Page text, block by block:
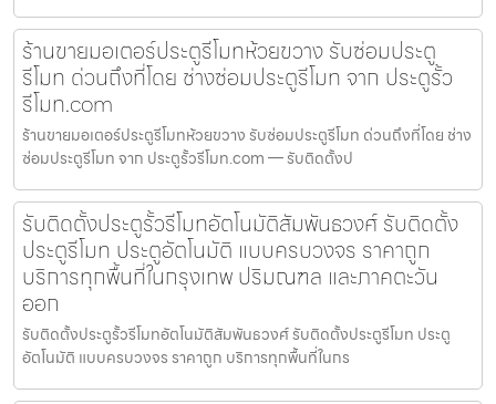
ร้านขายมอเตอร์ประตูรีโมทห้วยขวาง รับซ่อมประตู
รีโมท ด่วนถึงที่โดย ช่างซ่อมประตูรีโมท จาก ประตูรั้ว
รีโมท.com
ร้านขายมอเตอร์ประตูรีโมทห้วยขวาง รับซ่อมประตูรีโมท ด่วนถึงที่โดย ช่าง
ซ่อมประตูรีโมท จาก ประตูรั้วรีโมท.com — รับติดตั้งป
รับติดตั้งประตูรั้วรีโมทอัตโนมัติสัมพันธวงศ์ รับติดตั้ง
ประตูรีโมท ประตูอัตโนมัติ แบบครบวงจร ราคาถูก
บริการทุกพื้นที่ในกรุงเทพ ปริมณฑล และภาคตะวัน
ออก
รับติดตั้งประตูรั้วรีโมทอัตโนมัติสัมพันธวงศ์ รับติดตั้งประตูรีโมท ประตู
อัตโนมัติ แบบครบวงจร ราคาถูก บริการทุกพื้นที่ในกร